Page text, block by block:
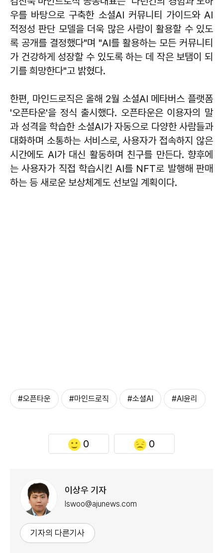
우를 바탕으로 구축한 소셜AI 커뮤니티 가이드와 AI
적정성 판단 모델을 더욱 많은 사람이 활용할 수 있도
록 공개를 결정했다"며 "AI를 활용하는 모든 커뮤니티
가 건강하게 성장할 수 있도록 하는 데 작은 보탬이 되
기를 희망한다"고 밝혔다.
한편, 마인드로직은 올해 2월 소셜AI 메타버스 플랫폼
'오픈타운'을 정식 출시했다. 오픈타운은 이용자의 말
과 성격을 학습한 소셜AI가 자동으로 다양한 사람들과
대화하며 소통하는 서비스로, 사용자가 접속하지 않은
시간에도 AI가 대신 활동하며 친구를 만든다. 향후에
는 사용자가 직접 학습시킨 AI를 NFT로 발행해 판매
하는 등 새로운 보상체계도 선보일 계획이다.
#오픈타운 #마인드로직 #소셜AI #AI윤리
0 0
이상우 기자
lswoo@ajunews.com
기자의 다른기사